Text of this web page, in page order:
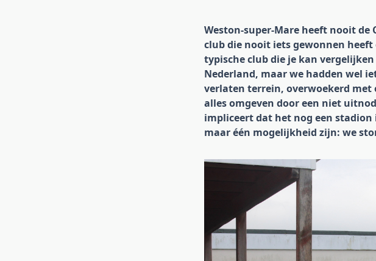
Weston-super-Mare heeft nooit de
club die nooit iets gewonnen heeft
typische club die je kan
Nederland, maar we hadden wel
verlaten terrein, overwoekerd
alles omgeven door een niet
impliceert dat het nog een
maar één mogelijkheid zijn: we